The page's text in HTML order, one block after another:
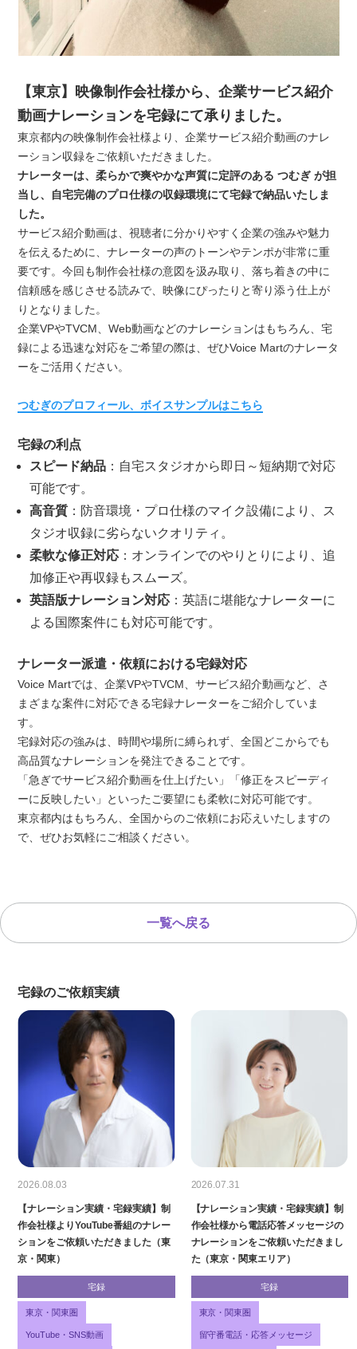
【東京】映像制作会社様から、企業サービス紹介
動画ナレーションを宅録にて承りました。
東京都内の映像制作会社様より、企業サービス紹介動画のナレ
ーション収録をご依頼いただきました。
ナレーターは、柔らかで爽やかな声質に定評のある つむぎ が担
当し、自宅完備のプロ仕様の収録環境にて宅録で納品いたしま
した。
サービス紹介動画は、視聴者に分かりやすく企業の強みや魅力
を伝えるために、ナレーターの声のトーンやテンポが非常に重
要です。今回も制作会社様の意図を汲み取り、落ち着きの中に
信頼感を感じさせる読みで、映像にぴったりと寄り添う仕上が
りとなりました。
企業VPやTVCM、Web動画などのナレーションはもちろん、宅
録による迅速な対応をご希望の際は、ぜひVoice Martのナレータ
ーをご活用ください。
つむぎのプロフィール、ボイスサンプルはこちら
宅録の利点
スピード納品 ：自宅スタジオから即日～短納期で対応
可能です。
高音質 ：防音環境・プロ仕様のマイク設備により、ス
タジオ収録に劣らないクオリティ。
柔軟な修正対応 ：オンラインでのやりとりにより、追
加修正や再収録もスムーズ。
英語版ナレーション対応 ：英語に堪能なナレーターに
よる国際案件にも対応可能です。
ナレーター派遣・依頼における宅録対応
Voice Martでは、企業VPやTVCM、サービス紹介動画など、さ
まざまな案件に対応できる宅録ナレーターをご紹介していま
す。
宅録対応の強みは、時間や場所に縛られず、全国どこからでも
高品質なナレーションを発注できることです。
「急ぎでサービス紹介動画を仕上げたい」「修正をスピーディ
ーに反映したい」といったご要望にも柔軟に対応可能です。
東京都内はもちろん、全国からのご依頼にお応えいたしますの
で、ぜひお気軽にご相談ください。
一覧へ戻る
宅録のご依頼実績
2026.08.03
【ナレーション実績・宅録実績】制
作会社様よりYouTube番組のナレー
ションをご依頼いただきました（東
京・関東）
宅録
東京・関東圏
YouTube・SNS動画
2026.07.31
【ナレーション実績・宅録実績】制
作会社様から電話応答メッセージの
ナレーションをご依頼いただきまし
た（東京・関東エリア）
宅録
東京・関東圏
留守番電話・応答メッセージ